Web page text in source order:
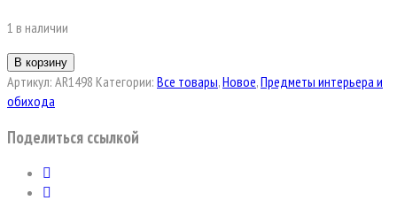
1 в наличии
В корзину
Артикул: AR1498 Категории: Все товары,Новое,Предметы интерьера и
обихода
Поделиться ссылкой